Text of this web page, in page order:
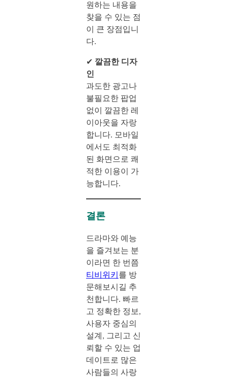
원하는 내용을
찾을 수 있는 점
이 큰 장점입니
다.
✔ 깔끔한 디자
인
과도한 광고나
불필요한 팝업
없이 깔끔한 레
이아웃을 자랑
합니다. 모바일
에서도 최적화
된 화면으로 쾌
적한 이용이 가
능합니다.
결론
드라마와 예능
을 즐겨보는 분
이라면 한 번쯤
티비위키 를 방
문해보시길 추
천합니다. 빠르
고 정확한 정보,
사용자 중심의
설계, 그리고 신
뢰할 수 있는 업
데이트로 많은
사람들의 사랑